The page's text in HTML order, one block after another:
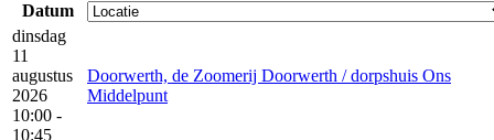
Datum
dinsdag
11
augustus
2026
10:00 -
10:45
Doorwerth, de Zoomerij Doorwerth / dorpshuis Ons
Middelpunt